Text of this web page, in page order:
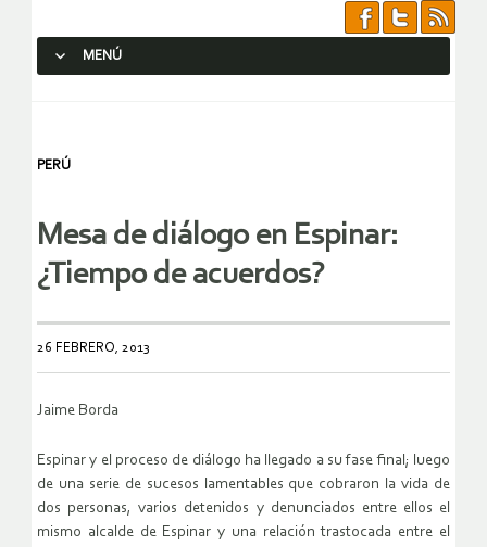
MENÚ
PERÚ
Mesa de diálogo en Espinar:
¿Tiempo de acuerdos?
26 FEBRERO, 2013
Jaime Borda
Espinar y el proceso de diálogo ha llegado a su fase final; luego
de una serie de sucesos lamentables que cobraron la vida de
dos personas, varios detenidos y denunciados entre ellos el
mismo alcalde de Espinar y una relación trastocada entre el